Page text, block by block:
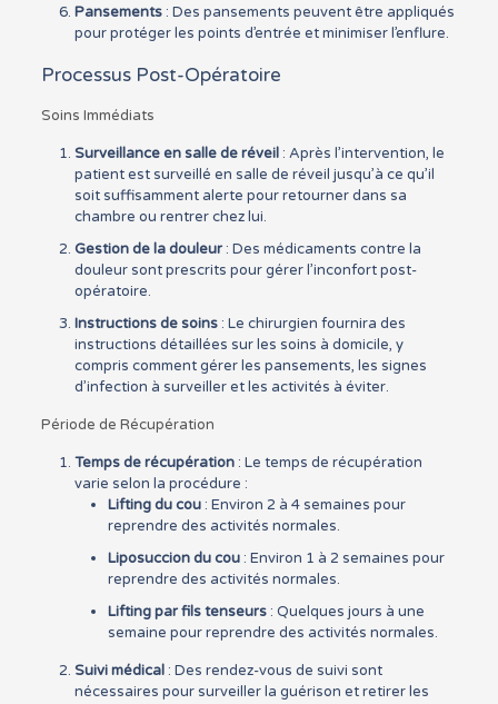
Pansements: Des pansements peuvent être appliqués
pour protéger les points d’entrée et minimiser l’enflure.
Processus Post-Opératoire
Soins Immédiats
Surveillance en salle de réveil: Après l’intervention, le
patient est surveillé en salle de réveil jusqu’à ce qu’il
soit suffisamment alerte pour retourner dans sa
chambre ou rentrer chez lui.
Gestion de la douleur: Des médicaments contre la
douleur sont prescrits pour gérer l’inconfort post-
opératoire.
Instructions de soins: Le chirurgien fournira des
instructions détaillées sur les soins à domicile, y
compris comment gérer les pansements, les signes
d’infection à surveiller et les activités à éviter.
Période de Récupération
Temps de récupération: Le temps de récupération
varie selon la procédure :
Lifting du cou: Environ 2 à 4 semaines pour
reprendre des activités normales.
Liposuccion du cou: Environ 1 à 2 semaines pour
reprendre des activités normales.
Lifting par fils tenseurs: Quelques jours à une
semaine pour reprendre des activités normales.
Suivi médical: Des rendez-vous de suivi sont
nécessaires pour surveiller la guérison et retirer les